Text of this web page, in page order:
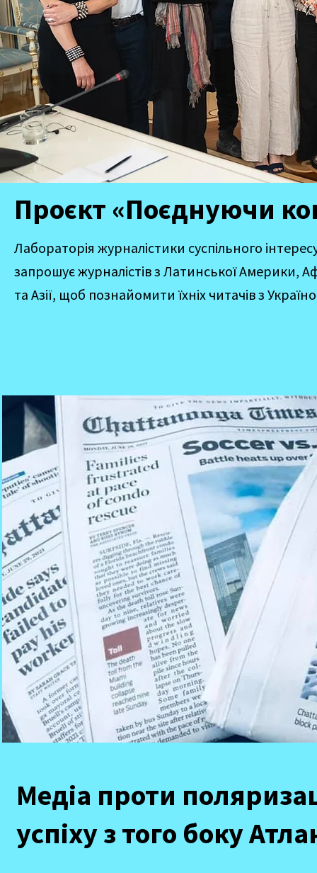
Проєкт «Поєднуючи
Лабораторія журналістики суспільного
запрошує журналістів з Латинської Америки,
та Азії, щоб познайомити їхніх читачів з
Медіа проти
успіху з того боку